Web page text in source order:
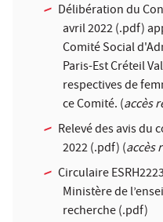
Délibération du
avril 2022(.pdf)
Comité Social
Paris-Est Créteil
respectives de
ce Comité. (accès
Relevé des avis du
2022(.pdf) (accès
Circulaire
Ministère de
recherche(.pdf)